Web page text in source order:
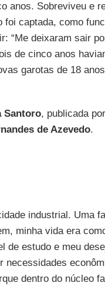
anos. Sobreviveu e
captada, como
“Me deixaram sair
de cinco anos
garotas de 18 anos
Santoro, publicada por
de Azevedo.
industrial. Uma
minha vida era
de estudo e meu
necessidades
dentro do núcleo